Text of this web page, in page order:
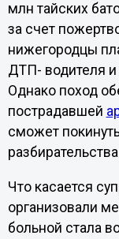
млн тайских
за счет
нижегородцы
ДТП- водителя и
Однако поход
пострадавшей
сможет
Что касается
организовали
больной стала